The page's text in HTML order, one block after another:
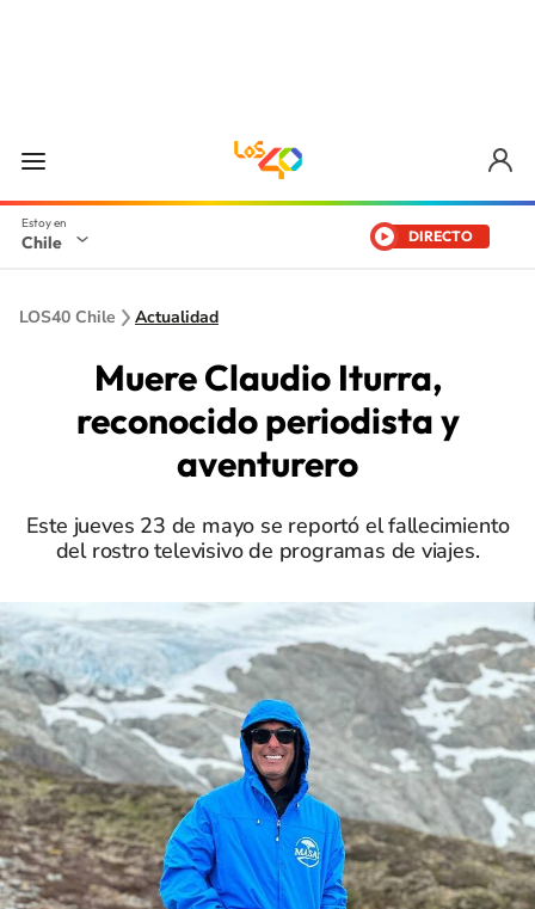
Chile DIRECTO
LOS40 Chile Actualidad
Muere Claudio Iturra,
reconocido periodista y
aventurero
Este jueves 23 de mayo se reportó el fallecimiento
del rostro televisivo de programas de viajes.